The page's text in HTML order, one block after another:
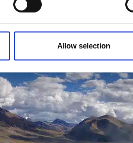
Allow selection